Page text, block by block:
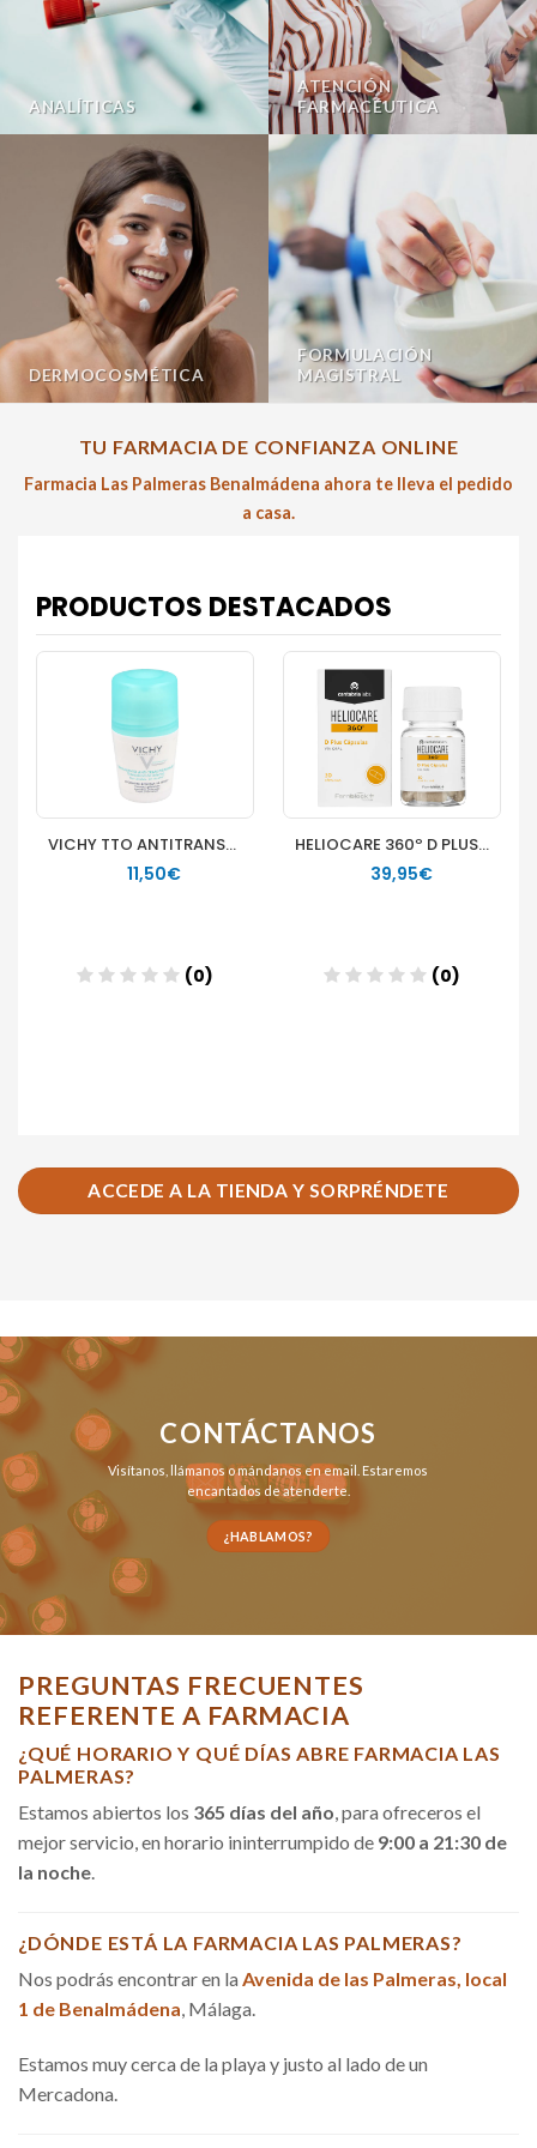
ANALÍTICAS
ATENCIÓN
FARMACÉUTICA
DERMOCOSMÉTICA
FORMULACIÓN
MAGISTRAL
TU FARMACIA DE CONFIANZA ONLINE
Farmacia Las Palmeras Benalmádena ahora te lleva el pedido
a casa.
ACCEDE A LA TIENDA Y SORPRÉNDETE
CONTÁCTANOS
Visítanos, llámanosomándanos en email . Estaremos
encantados de atenderte.
¿HABLAMOS?
PREGUNTAS FRECUENTES
REFERENTE A FARMACIA
¿QUÉ HORARIO Y QUÉ DÍAS ABRE FARMACIA LAS
PALMERAS?
Estamos abiertos los 365 días del año, para ofreceros el
mejor servicio, en horario ininterrumpido de 9:00 a 21:30 de
la noche.
¿DÓNDE ESTÁ LA FARMACIA LAS PALMERAS?
Nos podrás encontrar en la Avenida de las Palmeras, local
1 de Benalmádena, Málaga.
Estamos muy cerca de la playa y justo al lado de un
Mercadona.